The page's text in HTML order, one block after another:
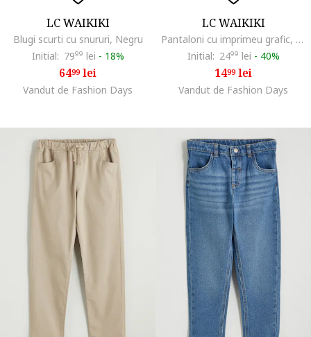
LC WAIKIKI
Blugi scurti cu snururi, Negru
Initial: 7999 lei - 18%
6499lei
Vandut de Fashion Days
LC WAIKIKI
Pantaloni cu imprimeu grafic, Galben
Initial: 2499 lei - 40%
1499lei
Vandut de Fashion Days